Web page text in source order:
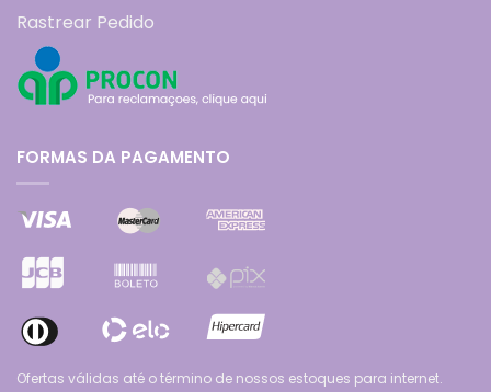
Rastrear Pedido
FORMAS DA PAGAMENTO
Ofertas válidas até o término de nossos estoques para internet.